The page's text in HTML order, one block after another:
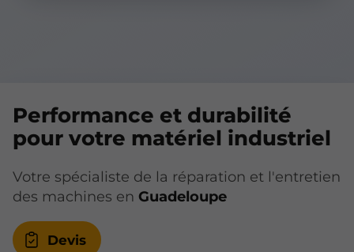
Performance et durabilité
pour votre matériel industriel
Votre spécialiste de la réparation et l'entretien
des machines en Guadeloupe
Devis